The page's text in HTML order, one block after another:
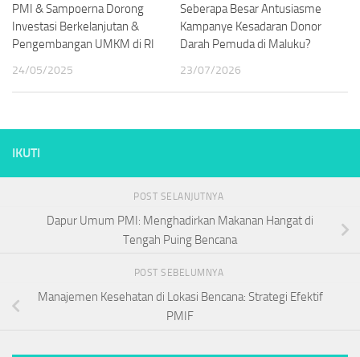
PMI & Sampoerna Dorong
Investasi Berkelanjutan &
Pengembangan UMKM di RI
24/05/2025
Seberapa Besar Antusiasme
Kampanye Kesadaran Donor
Darah Pemuda di Maluku?
23/07/2026
IKUTI
POST SELANJUTNYA
Dapur Umum PMI: Menghadirkan Makanan Hangat di
Tengah Puing Bencana
POST SEBELUMNYA
Manajemen Kesehatan di Lokasi Bencana: Strategi Efektif
PMIF